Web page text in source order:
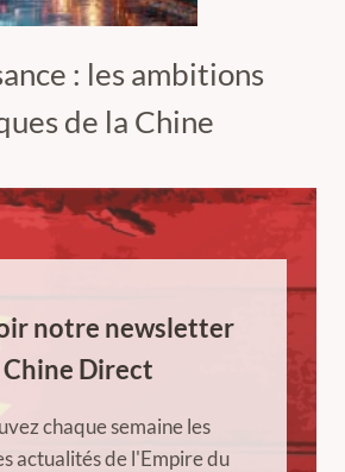
: les ambitions
de la Chine
notre newsletter
Chine Direct
chaque semaine les
actualités de l'Empire du